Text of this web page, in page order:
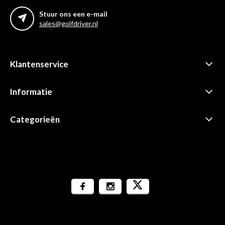
Stuur ons een e-mail
sales@golfdriver.nl
Klantenservice
Informatie
Categorieën